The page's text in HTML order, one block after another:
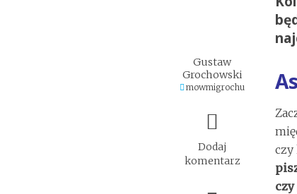
Gustaw
Grochowski
mowmigrochu
Dodaj
komentarz
czy